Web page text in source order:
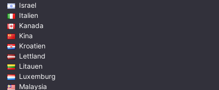
Israel
Italien
Kanada
Kina
Kroatien
Lettland
Litauen
Luxemburg
Malaysia